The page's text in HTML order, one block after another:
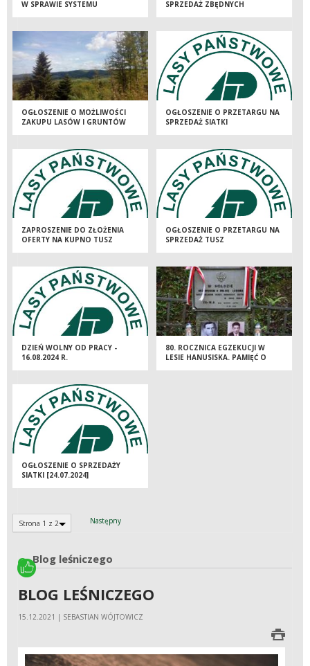
W SPRAWIE SYSTEMU
SPRZEDAŻ ZBĘDNYCH
OGŁOSZENIE O MOŻLIWOŚCI
ZAKUPU LASÓW I GRUNTÓW
OGŁOSZENIE O PRZETARGU NA
SPRZEDAŻ SIATKI
ZAPROSZENIE DO ZŁOŻENIA
OFERTY NA KUPNO TUSZ
OGŁOSZENIE O PRZETARGU NA
SPRZEDAŻ TUSZ
DZIEŃ WOLNY OD PRACY -
16.08.2024 R.
80. ROCZNICA EGZEKUCJI W
LESIE HANUSISKA. PAMIĘĆ O
OGŁOSZENIE O SPRZEDAŻY
SIATKI [24.07.2024]
Strona 1 z 2 Następny
Blog leśniczego
BLOG LEŚNICZEGO
15.12.2021 | SEBASTIAN WÓJTOWICZ